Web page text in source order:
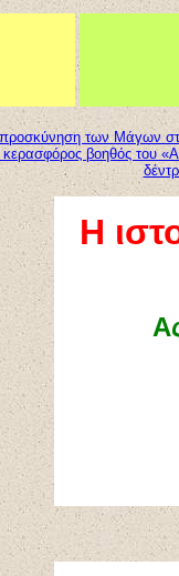
των Μάγων
βοηθός του
Η